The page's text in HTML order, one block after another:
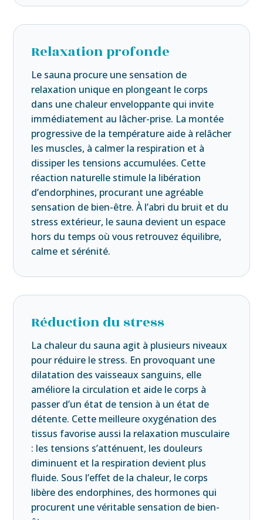
Relaxation profonde
Le sauna procure une sensation de
relaxation unique en plongeant le corps
dans une chaleur enveloppante qui invite
immédiatement au lâcher-prise. La montée
progressive de la température aide à relâcher
les muscles, à calmer la respiration et à
dissiper les tensions accumulées. Cette
réaction naturelle stimule la libération
d’endorphines, procurant une agréable
sensation de bien-être. À l’abri du bruit et du
stress extérieur, le sauna devient un espace
hors du temps où vous retrouvez équilibre,
calme et sérénité.
Réduction du stress
La chaleur du sauna agit à plusieurs niveaux
pour réduire le stress. En provoquant une
dilatation des vaisseaux sanguins, elle
améliore la circulation et aide le corps à
passer d’un état de tension à un état de
détente. Cette meilleure oxygénation des
tissus favorise aussi la relaxation musculaire
: les tensions s’atténuent, les douleurs
diminuent et la respiration devient plus
fluide. Sous l’effet de la chaleur, le corps
libère des endorphines, des hormones qui
procurent une véritable sensation de bien-